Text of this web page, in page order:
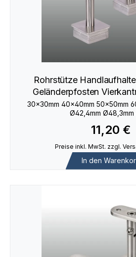
Rohrstütze
Geländerpfosten
30×30mm 40×40mm 50×50mm
Ø42,4mm Ø48,3mm
11,20 €
Preise inkl. MwSt. zzgl.
In den